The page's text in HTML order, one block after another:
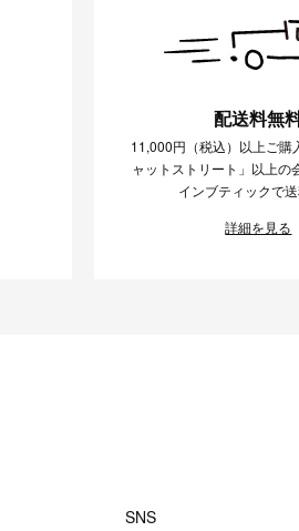
配送料無
11,000円（税込）以上ご購
ャットストリート」以上の
インブティックで
詳細を見る
SNS